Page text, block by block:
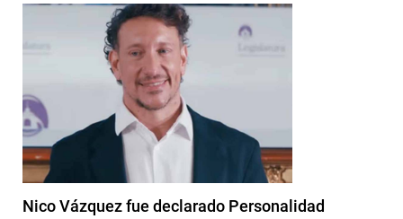
Nico Vázquez fue declarado Personalidad